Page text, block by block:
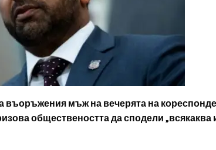
въоръжения мъж на вечерята на
обществеността да сподели